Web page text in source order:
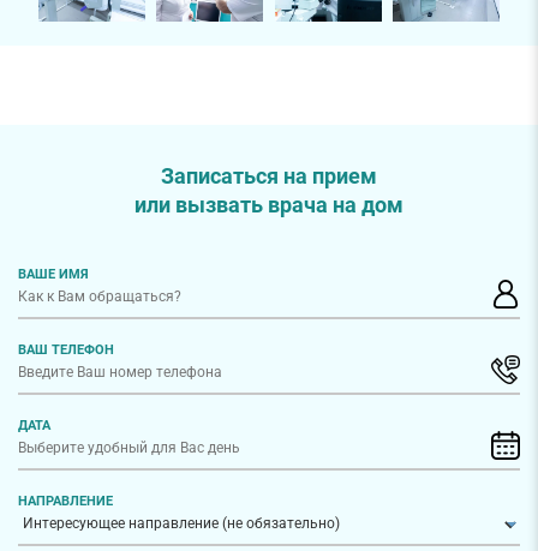
Записаться на прием
или вызвать врача на дом
ВАШЕ ИМЯ
ВАШ ТЕЛЕФОН
ДАТА
НАПРАВЛЕНИЕ